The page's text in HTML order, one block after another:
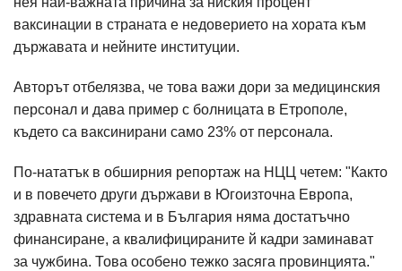
ваксинации в страната е недоверието на хората към
държавата и нейните институции.
Авторът отбелязва, че това важи дори за медицинския
персонал и дава пример с болницата в Етрополе,
където са ваксинирани само 23% от персонала.
По-нататък в обширния репортаж на НЦЦ четем: "Както
и в повечето други държави в Югоизточна Европа,
здравната система и в България няма достатъчно
финансиране, а квалифицираните й кадри заминават
за чужбина. Това особено тежко засяга провинцията."